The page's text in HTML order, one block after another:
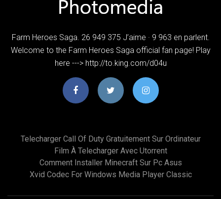
Farm Heroes Saga. 26 949 375 J’aime · 9 963 en parlent.
Welcome to the Farm Heroes Saga official fan page! Play
here ---> http://to.king.com/d04u
Telecharger Call Of Duty Gratuitement Sur Ordinateur
Film À Telecharger Avec Utorrent
Comment Installer Minecraft Sur Pc Asus
Xvid Codec For Windows Media Player Classic